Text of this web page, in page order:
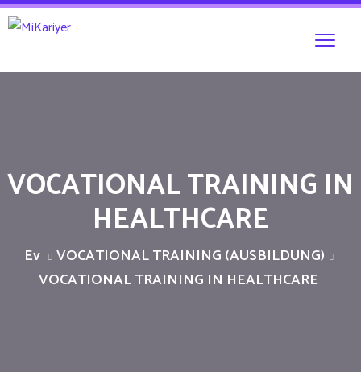
VOCATIONAL TRAINING IN
HEALTHCARE
Ev
VOCATIONAL TRAINING (AUSBILDUNG)
VOCATIONAL TRAINING IN HEALTHCARE